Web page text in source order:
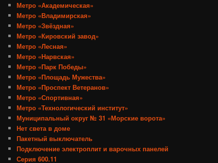
Метро «Академическая»
Метро «Владимирская»
Метро «Звёздная»
Метро «Кировский завод»
Метро «Лесная»
Метро «Нарвская»
Метро «Парк Победы»
Метро «Площадь Мужества»
Метро «Проспект Ветеранов»
Метро «Спортивная»
Метро «Технологический институт»
Муниципальный округ № 31 «Морские ворота»
Нет света в доме
Пакетный выключатель
Подключение электроплит и варочных панелей
Серия 600.11